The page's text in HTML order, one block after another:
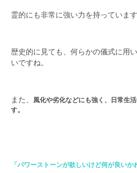
霊的にも非常に強い力を持っています
歴史的に見ても、何らかの儀式に用
いですね。
また、
風化や劣化などにも強く、日常生
す。
「パワーストーンが欲しいけど何が良いか